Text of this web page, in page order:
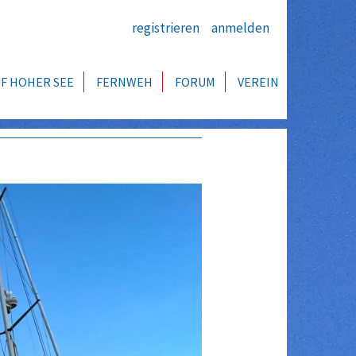
registrieren anmelden
HOHER SEE FERNWEH FORUM VEREIN